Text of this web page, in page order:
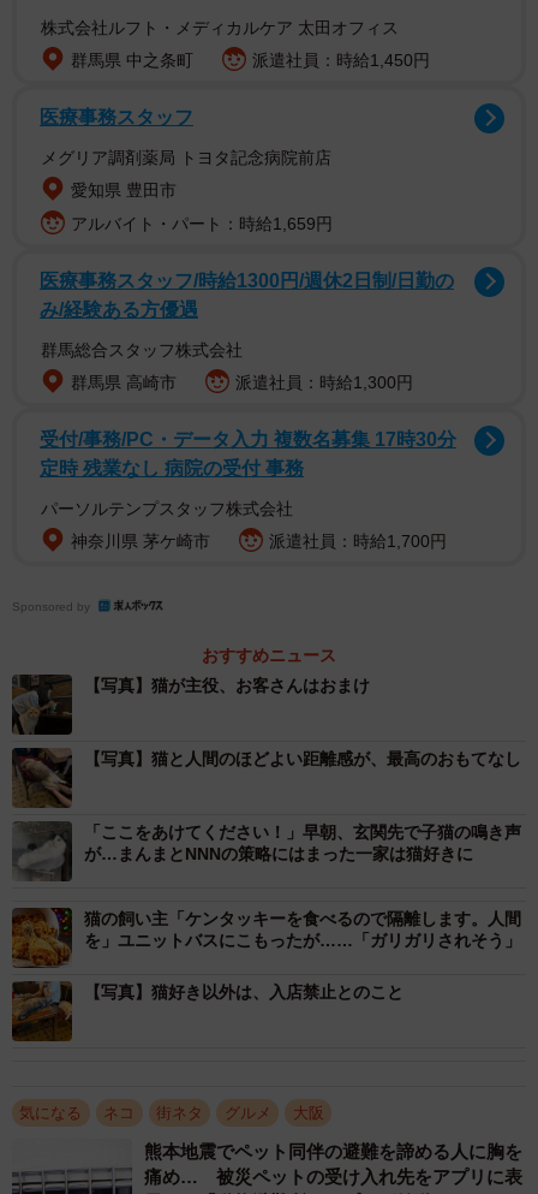
圧倒的に猫が優先される喫茶店（株式会社いちごいち会提供）
投稿したのは、大阪府枚方市にある 「猫喫茶ネコブ」 公式
X（@nekobuneko）。本来お客様である人間より、喫茶店
で暮らす猫が最優先されるお店は、真の猫好きに大人気
で、現在予約必須なほど盛況だそう。一体どのようなルー
の川口さんに話を聞いた。
――お店のコンセプトは？
株式会社ルフト・メディカルケア 太田オフィス
群馬県 中之条町
派遣社員：時給1,450円
医療事務スタッフ
メグリア調剤薬局 トヨタ記念病院前店
愛知県 豊田市
アルバイト・パート：時給1,659円
医療事務スタッフ/時給1300円/週休2日制/日勤の
み/経験ある方優遇
群馬総合スタッフ株式会社
群馬県 高崎市
派遣社員：時給1,300円
受付/事務/PC・データ入力 複数名募集 17時30分
定時 残業なし 病院の受付 事務
パーソルテンプスタッフ株式会社
神奈川県 茅ケ崎市
派遣社員：時給1,700円
Sponsored by
おすすめニュース
【写真】猫が主役、お客さんはおまけ
【写真】猫と人間のほどよい距離感が、最高のおもてなし
「ここをあけてください！」早朝、玄関先で子猫の鳴き声
が…まんまとNNNの策略にはまった一家は猫好きに
猫の飼い主「ケンタッキーを食べるので隔離します。人間
を」ユニットバスにこもったが……「ガリガリされそう」
【写真】猫好き以外は、入店禁止とのこと
気になる ネコ 街ネタ グルメ 大阪
熊本地震でペット同伴の避難を諦める人に胸を
痛め… 被災ペットの受け入れ先をアプリに表